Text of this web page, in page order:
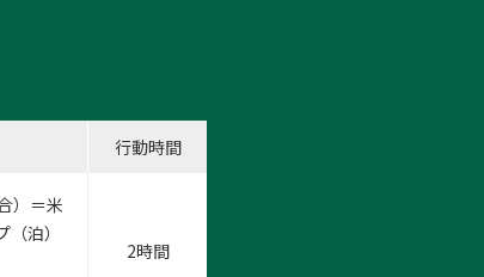
行動時間
）＝米
泊）
2時間